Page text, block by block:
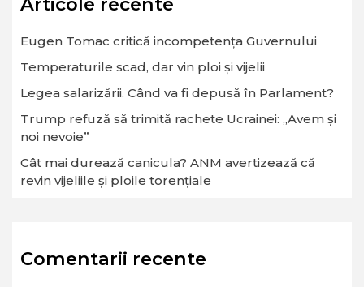
Eugen Tomac critică incompetența Guvernului
Temperaturile scad, dar vin ploi și vijelii
Legea salarizării. Când va fi depusă în Parlament?
Trump refuză să trimită rachete Ucrainei: „Avem și
noi nevoie”
Cât mai durează canicula? ANM avertizează că
revin vijeliile și ploile torențiale
Comentarii recente